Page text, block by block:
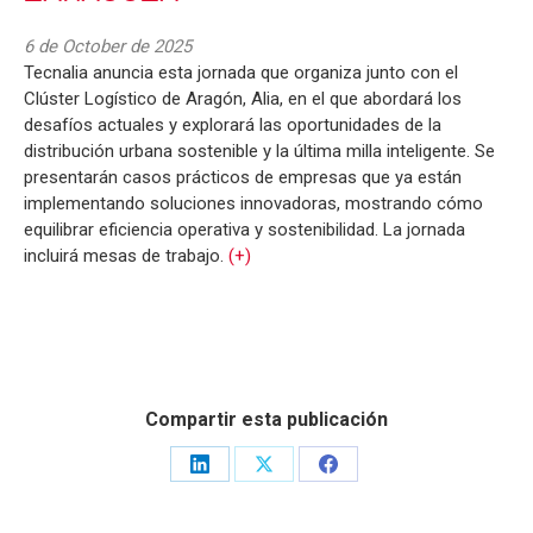
6 de October de 2025
Tecnalia anuncia esta jornada que organiza junto con el
Clúster Logístico de Aragón, Alia, en el que abordará los
desafíos actuales y explorará las oportunidades de la
distribución urbana sostenible y la última milla inteligente. Se
presentarán casos prácticos de empresas que ya están
implementando soluciones innovadoras, mostrando cómo
equilibrar eficiencia operativa y sostenibilidad. La jornada
incluirá mesas de trabajo. (+)
Compartir esta publicación
Share
Share
Share